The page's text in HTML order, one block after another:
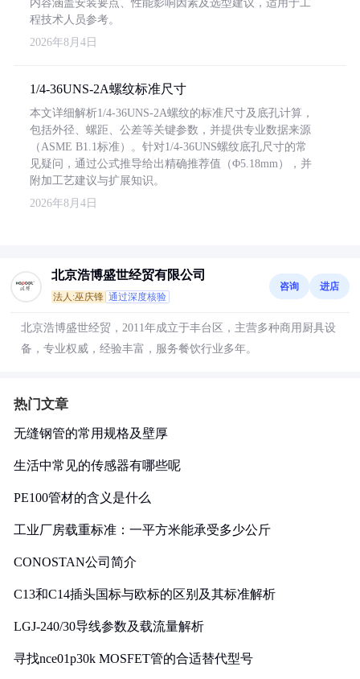
内容涵盖安装要点、性能影响因素及选型建议，适用于工
程技术人员参考。
2026年8月4日
1/4-36UNS-2A螺纹标准尺寸
本文详细解析1/4-36UNS-2A螺纹的标准尺寸及底孔计算，
包括外径、螺距、公差等关键参数，并提供专业数据来源
（ASME B1.1标准）。针对1/4-36UNS螺纹底孔尺寸的常
见疑问，通过公式推导给出精确推荐值（Φ5.18mm），并
附加工艺建议与扩展知识。
2026年8月4日
北京浩博盛世经贸有限公司
法人:巫庆锋 通过深度核验
咨询 进店
北京浩博盛世经贸，2011年成立于丰台区，主营多种商用厨具设
备，专业权威，经验丰富，服务餐饮行业多年。
热门文章
无缝钢管的常用规格及壁厚
生活中常见的传感器有哪些呢
PE100管材的含义是什么
工业厂房载重标准：一平方米能承受多少公斤
CONOSTAN公司简介
C13和C14插头国标与欧标的区别及其标准解析
LGJ-240/30导线参数及载流量解析
寻找nce01p30k MOSFET管的合适替代型号